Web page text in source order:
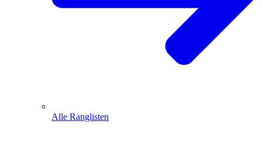
Alle Ranglisten